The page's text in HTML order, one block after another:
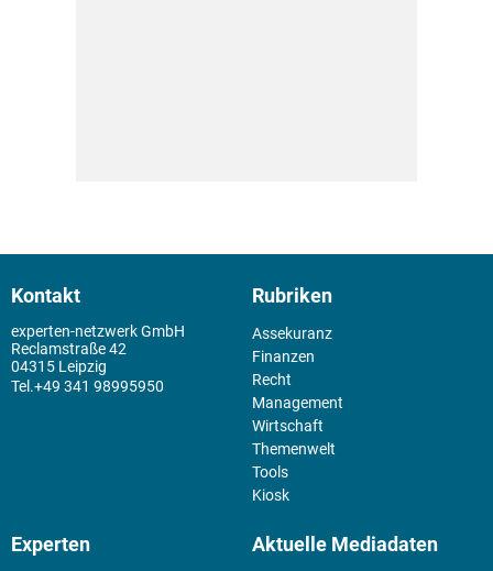
Kontakt
experten-netzwerk GmbH
Reclamstraße 42
04315 Leipzig
+49 341 98995950
Rubriken
Assekuranz
Finanzen
Recht
Management
Wirtschaft
Themenwelt
Tools
Kiosk
Experten Aktuelle Mediadaten